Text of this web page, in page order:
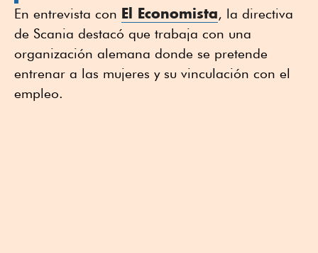
En entrevista con El Economista, la directiva
de Scania destacó que trabaja con una
organización alemana donde se pretende
entrenar a las mujeres y su vinculación con el
empleo.